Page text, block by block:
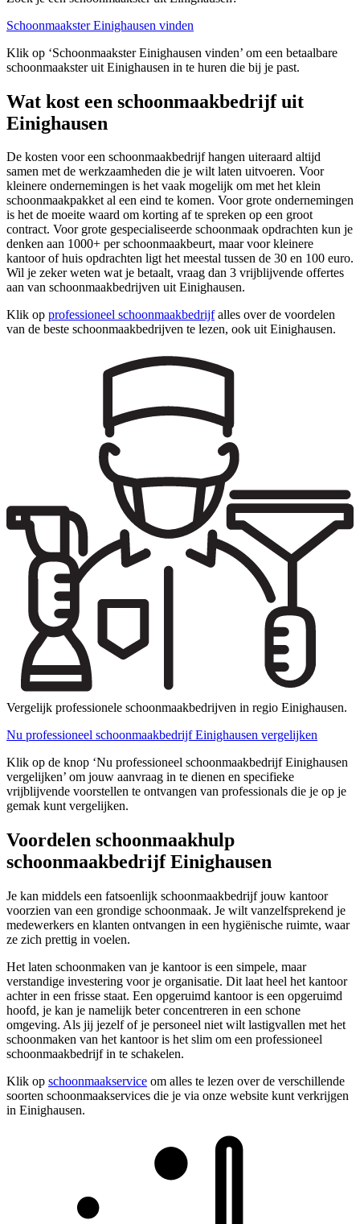
Schoonmaakster Einighausen vinden
Klik op ‘Schoonmaakster Einighausen vinden’ om een betaalbare
schoonmaakster uit Einighausen in te huren die bij je past.
Wat kost een schoonmaakbedrijf uit
Einighausen
De kosten voor een schoonmaakbedrijf hangen uiteraard altijd
samen met de werkzaamheden die je wilt laten uitvoeren. Voor
kleinere ondernemingen is het vaak mogelijk om met het klein
schoonmaakpakket al een eind te komen. Voor grote ondernemingen
is het de moeite waard om korting af te spreken op een groot
contract. Voor grote gespecialiseerde schoonmaak opdrachten kun je
denken aan 1000+ per schoonmaakbeurt, maar voor kleinere
kantoor of huis opdrachten ligt het meestal tussen de 30 en 100 euro.
Wil je zeker weten wat je betaalt, vraag dan 3 vrijblijvende offertes
aan van schoonmaakbedrijven uit Einighausen.
Klik op professioneel schoonmaakbedrijfalles over de voordelen
van de beste schoonmaakbedrijven te lezen, ook uit Einighausen.
Vergelijk professionele schoonmaakbedrijven in regio Einighausen.
Nu professioneel schoonmaakbedrijf Einighausen vergelijken
Klik op de knop ‘Nu professioneel schoonmaakbedrijf Einighausen
vergelijken’ om jouw aanvraag in te dienen en specifieke
vrijblijvende voorstellen te ontvangen van professionals die je op je
gemak kunt vergelijken.
Voordelen schoonmaakhulp
schoonmaakbedrijf Einighausen
Je kan middels een fatsoenlijk schoonmaakbedrijf jouw kantoor
voorzien van een grondige schoonmaak. Je wilt vanzelfsprekend je
medewerkers en klanten ontvangen in een hygiënische ruimte, waar
ze zich prettig in voelen.
Het laten schoonmaken van je kantoor is een simpele, maar
verstandige investering voor je organisatie. Dit laat heel het kantoor
achter in een frisse staat. Een opgeruimd kantoor is een opgeruimd
hoofd, je kan je namelijk beter concentreren in een schone
omgeving. Als jij jezelf of je personeel niet wilt lastigvallen met het
schoonmaken van het kantoor is het slim om een professioneel
schoonmaakbedrijf in te schakelen.
Klik op schoonmaakservice om alles te lezen over de verschillende
soorten schoonmaakservices die je via onze website kunt verkrijgen
in Einighausen.